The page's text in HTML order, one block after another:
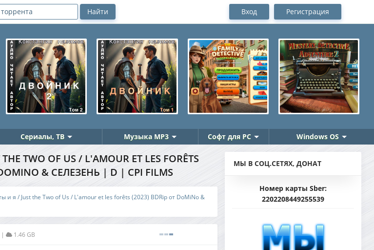
Вход Регистрация
Сериалы, ТВ Музыка MP3 Софт для PC Windows OS
TWO OF US / L'AMOUR ET LES FORÊTS
& СЕЛЕЗЕНЬ | D | CPI FILMS
и я / Just the Two of Us / L'amour et les forêts (2023) BDRip от DoMiNo &
1.46 GB
МЫ В СОЦ.СЕТЯХ, ДОНАТ
Номер карты Sber:
2202208449255539